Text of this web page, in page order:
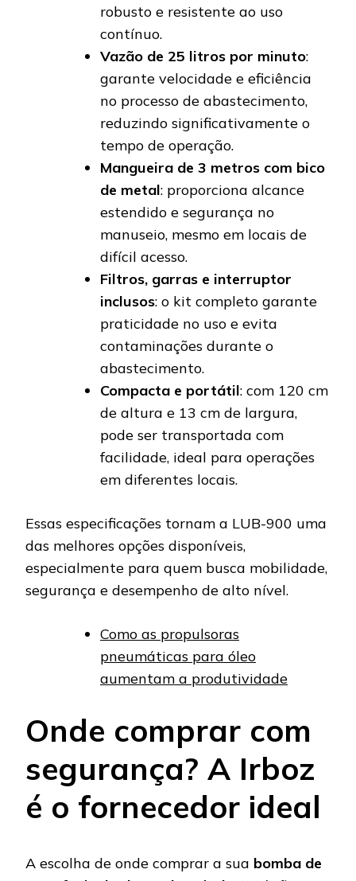
robusto e resistente ao uso
contínuo.
Vazão de 25 litros por minuto:
garante velocidade e eficiência
no processo de abastecimento,
reduzindo significativamente o
tempo de operação.
Mangueira de 3 metros com bico
de metal: proporciona alcance
estendido e segurança no
manuseio, mesmo em locais de
difícil acesso.
Filtros, garras e interruptor
inclusos: o kit completo garante
praticidade no uso e evita
contaminações durante o
abastecimento.
Compacta e portátil: com 120 cm
de altura e 13 cm de largura,
pode ser transportada com
facilidade, ideal para operações
em diferentes locais.
Essas especificações tornam a LUB-900 uma
das melhores opções disponíveis,
especialmente para quem busca mobilidade,
segurança e desempenho de alto nível.
Como as propulsoras
pneumáticas para óleo
aumentam a produtividade
Onde comprar com
segurança? A Irboz
é o fornecedor ideal
A escolha de onde comprar a sua bomba de